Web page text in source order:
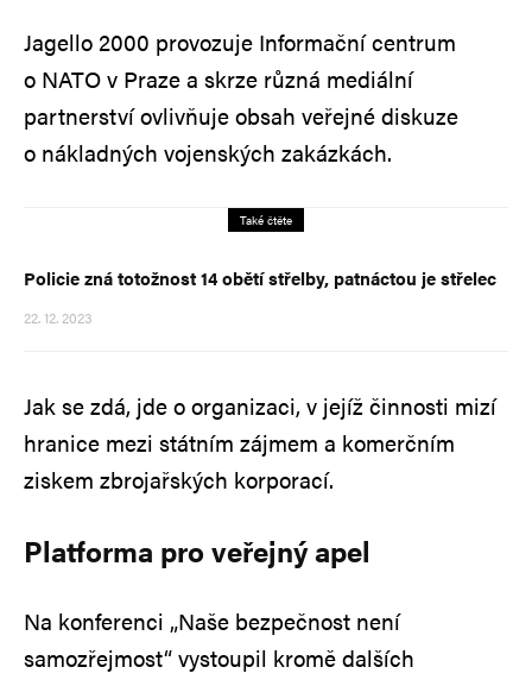
Jagello 2000 provozuje Informační centrum
o NATO v Praze a skrze různá mediální
partnerství ovlivňuje obsah veřejné diskuze
o nákladných vojenských zakázkách.
Také čtěte
Policie zná totožnost 14 obětí střelby, patnáctou je střelec
22. 12. 2023
Jak se zdá, jde o organizaci, v jejíž činnosti mizí
hranice mezi státním zájmem a komerčním
ziskem zbrojařských korporací.
Platforma pro veřejný apel
Na konferenci „Naše bezpečnost není
samozřejmost“ vystoupil kromě dalších